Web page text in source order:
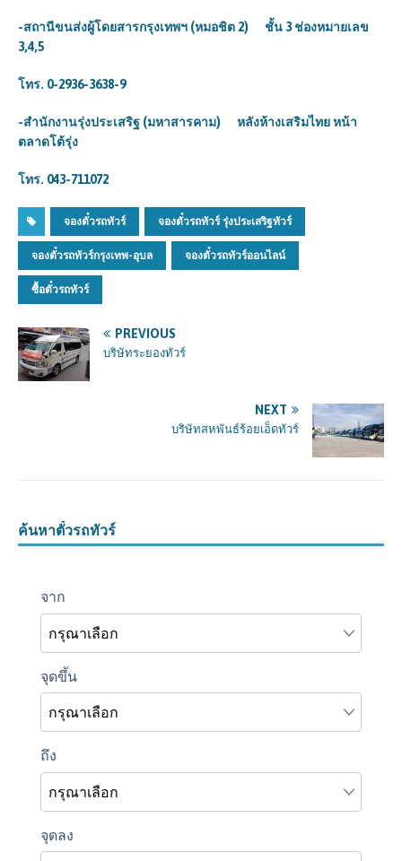
-สถานีขนส่งผู้โดยสารกรุงเทพฯ (หมอชิต 2) ชั้น 3 ช่องหมายเลข
3,4,5
โทร. 0-2936-3638-9
-สำนักงานรุ่งประเสริฐ (มหาสารคาม) หลังห้างเสริมไทย หน้า
ตลาดโต้รุ่ง
โทร. 043-711072
จองตั๋วรถทัวร์ จองตั๋วรถทัวร์ รุ่งประเสริฐทัวร์
จองตั๋วรถทัวร์กรุงเทพ-อุบล จองตั๋วรถทัวร์ออนไลน์
ซื้อตั๋วรถทัวร์
PREVIOUS
บริษัทระยองทัวร์
NEXT
บริษัทสหพันธ์ร้อยเอ็ดทัวร์
ค้นหาตั๋วรถทัวร์